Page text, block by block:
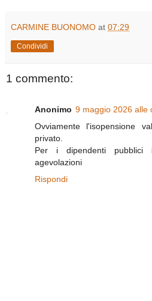
CARMINE BUONOMO at 07:29
Condividi
1 commento:
Anonimo 9 maggio 2026 alle
Ovviamente l'isopensione
privato.
Per i dipendenti
agevolazioni
Rispondi